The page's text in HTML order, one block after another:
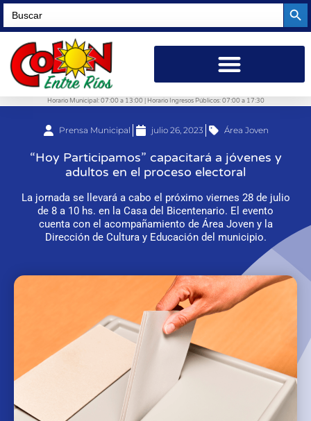
Search
for:
Horario Municipal: 07:00 a 13:00 | Horario Ingresos Públicos: 07:00 a 17:30
Prensa Municipal julio 26, 2023 Área Joven
“Hoy Participamos” capacitará a jóvenes y
adultos en el proceso electoral
La jornada se llevará a cabo el próximo viernes 28 de julio
de 8 a 10 hs. en la Casa del Bicentenario. El evento
cuenta con el acompañamiento de Área Joven y la
Dirección de Cultura y Educación del municipio.